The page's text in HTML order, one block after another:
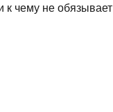
к чему не обязывает